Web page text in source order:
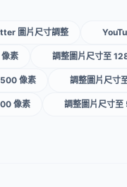
圖片尺寸調整
素 調整圖片尺寸至
像素 調整圖片尺寸
像素 調整圖片尺寸